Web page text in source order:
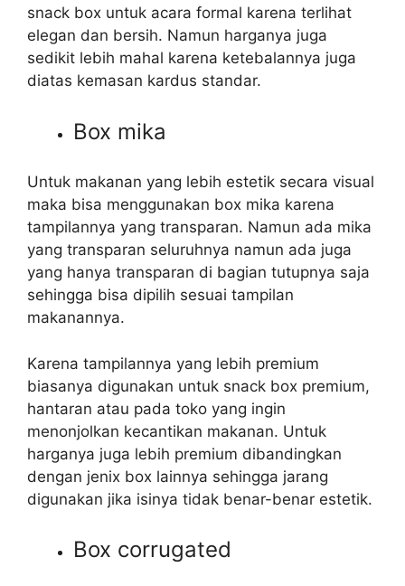
snack box untuk acara formal karena terlihat
elegan dan bersih. Namun harganya juga
sedikit lebih mahal karena ketebalannya juga
diatas kemasan kardus standar.
Box mika
Untuk makanan yang lebih estetik secara visual
maka bisa menggunakan box mika karena
tampilannya yang transparan. Namun ada mika
yang transparan seluruhnya namun ada juga
yang hanya transparan di bagian tutupnya saja
sehingga bisa dipilih sesuai tampilan
makanannya.
Karena tampilannya yang lebih premium
biasanya digunakan untuk snack box premium,
hantaran atau pada toko yang ingin
menonjolkan kecantikan makanan. Untuk
harganya juga lebih premium dibandingkan
dengan jenix box lainnya sehingga jarang
digunakan jika isinya tidak benar-benar estetik.
Box corrugated